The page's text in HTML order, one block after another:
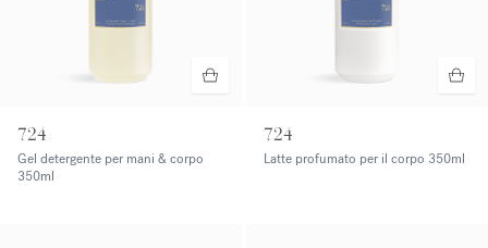
724
Gel detergente per mani & corpo
350ml
724
Latte profumato per il corpo 350ml